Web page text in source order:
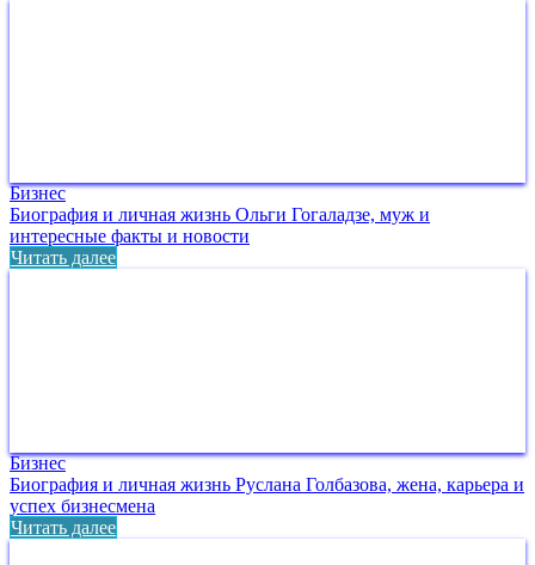
Бизнес
Биография и личная жизнь Ольги Гогаладзе, муж и
интересные факты и новости
Читать далее
Бизнес
Биография и личная жизнь Руслана Голбазова, жена, карьера и
успех бизнесмена
Читать далее